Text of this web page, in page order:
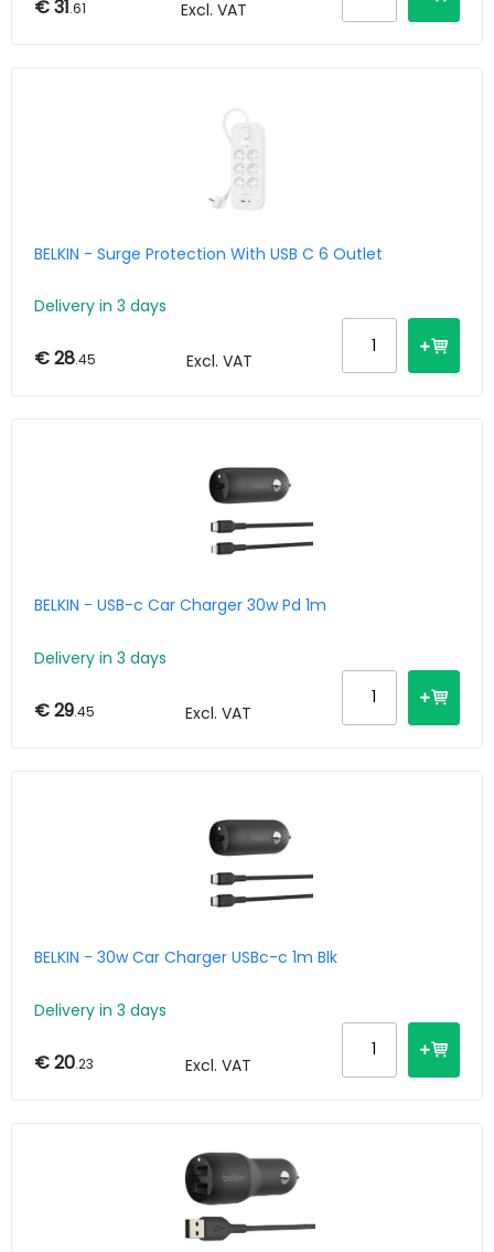
€ 31.61 Excl. VAT
BELKIN - Surge Protection With USB C 6 Outlet
Delivery in 3 days
€ 28.45 Excl. VAT
BELKIN - USB-c Car Charger 30w Pd 1m
Delivery in 3 days
€ 29.45 Excl. VAT
BELKIN - 30w Car Charger USBc-c 1m Blk
Delivery in 3 days
€ 20.23 Excl. VAT